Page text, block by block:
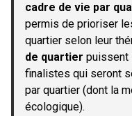
cadre de vie par
permis de prioriser
quartier selon leur
de quartier puissent
finalistes qui seront
par quartier (dont la
écologique).